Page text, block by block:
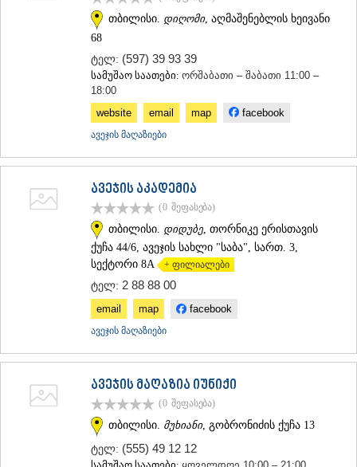
თბილისი. დიღომი, აღმაშენებლის ხეივანი
68
ტელ: (597) 39 93 39
სამუშაო საათები: ორშაბათი – შაბათი 11:00 –
18:00
website
email map facebook
ავეჯის მაღაზიები
ავეჯის აკადემია
(0 შეფასება)
თბილისი. დიდუბე , თორნიკე ერისთავის
ქუჩა 44/6, ავეჯის სახლი "საბა", სართ. 3,
სექტორი 8A + ფილიალები
ტელ: 2 88 88 00
email map facebook
ავეჯის მაღაზიები
ავეჯის მაღაზია იუნიქი
(0 შეფასება)
თბილისი. მუხიანი, გობრონიძის ქუჩა 13
ტელ: (555) 49 12 12